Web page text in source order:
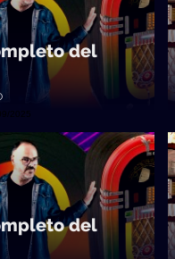
del
2025
del